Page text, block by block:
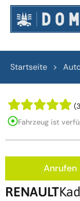
Startseite >
Fahrzeug ist
RENAULT
Anrufen